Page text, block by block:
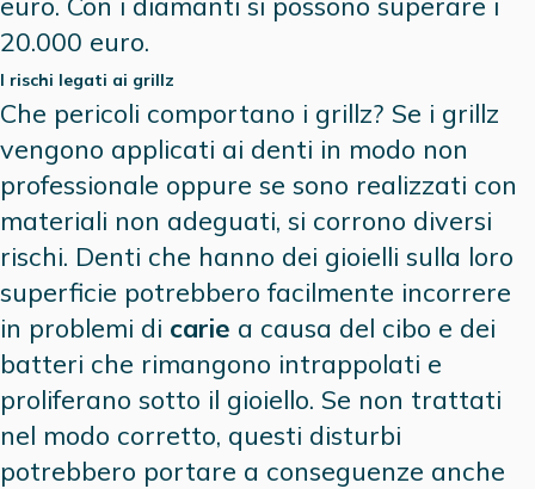
20.000 euro.
I rischi legati ai grillz
Che pericoli comportano i grillz? Se i grillz
vengono applicati ai denti in modo non
professionale oppure se sono realizzati con
materiali non adeguati, si corrono diversi
rischi. Denti che hanno dei gioielli sulla loro
superficie potrebbero facilmente incorrere
in problemi di carie a causa del cibo e dei
batteri che rimangono intrappolati e
proliferano sotto il gioiello. Se non trattati
nel modo corretto, questi disturbi
potrebbero portare a conseguenze anche